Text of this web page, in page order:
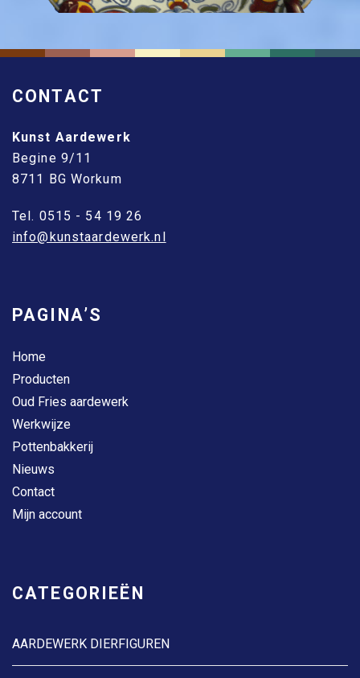
CONTACT
Kunst Aardewerk
Begine 9/11
8711 BG Workum
Tel. 0515 - 54 19 26
info@kunstaardewerk.nl
PAGINA’S
Home
Producten
Oud Fries aardewerk
Werkwijze
Pottenbakkerij
Nieuws
Contact
Mijn account
CATEGORIEËN
AARDEWERK DIERFIGUREN